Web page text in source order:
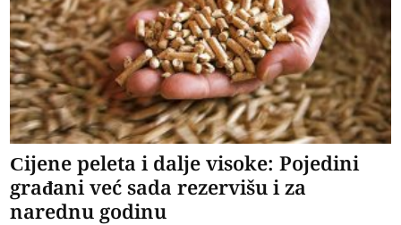
Cijene peleta i dalje visoke: Pojedini
građani već sada rezervišu i za
narednu godinu